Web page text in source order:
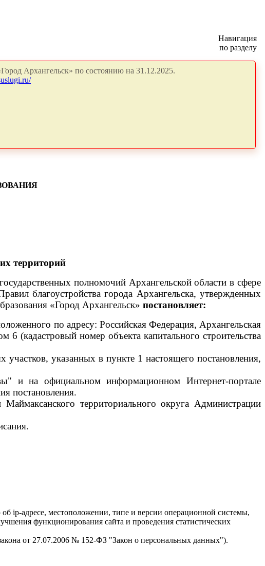
Навигация
по разделу
Архангельск» по состоянию на 31.12.2025.
территорий
полномочий Архангельской области в сфере
благоустройства города Архангельска, утвержденных
«Город Архангельск» постановляет:
по адресу: Российская Федерация, Архангельская
(кадастровый номер объекта капитального строительства
указанных в пункте 1 настоящего постановления,
и на официальном информационном Интернет-портале
постановления.
территориального округа Администрации
ip-адресе, местоположении, типе и версии операционной системы,
функционирования сайта и проведения статистических
от 27.07.2006 № 152-ФЗ "Закон о персональных данных").